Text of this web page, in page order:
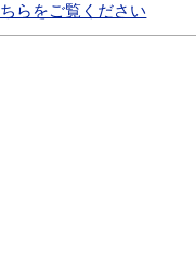
らをご覧ください